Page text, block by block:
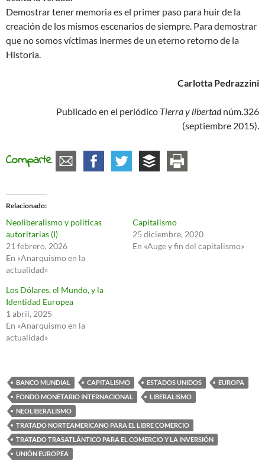
Demostrar tener memoria es el primer paso para huir de la
creación de los mismos escenarios de siempre. Para demostrar
que no somos víctimas inermes de un eterno retorno de la
Historia.
Carlotta Pedrazzini
Publicado en el periódico Tierra y libertadnúm.326
(septiembre 2015).
Comparte
Relacionado
Neoliberalismo y políticas
autoritarias (I)
21 febrero, 2026
En «Anarquismo en la
actualidad»
Capitalismo
25 diciembre, 2020
En «Auge y fin del capitalismo»
Los Dólares, el Mundo, y la
Identidad Europea
1 abril, 2025
En «Anarquismo en la
actualidad»
BANCO MUNDIAL CAPITALISMO ESTADOS UNIDOS
EUROPA
FONDO MONETARIO INTERNACIONAL
LIBERALISMO
NEOLIBERALISMO
TRATADO NORTEAMERICANO PARA EL LIBRE COMERCIO
TRATADO TRASATLÁNTICO PARA EL COMERCIO Y LA INVERSIÓN
UNIÓN EUROPEA